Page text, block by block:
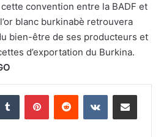
convention entre la BADF et
blanc burkinabè retrouvera
bien-être de ses producteurs et
d’exportation du Burkina.